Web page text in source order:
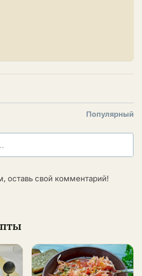
Популярный
оставь свой комментарий!